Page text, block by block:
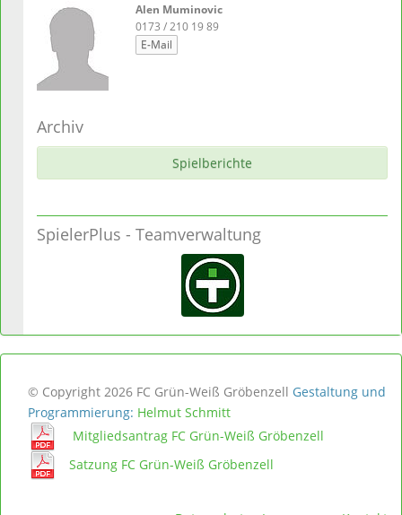
Alen Muminovic
0173 / 210 19 89
E-Mail
Archiv
Spielberichte
SpielerPlus - Teamverwaltung
© Copyright 2026 FC Grün-Weiß Gröbenzell Gestaltung und
Programmierung: Helmut Schmitt
Mitgliedsantrag FC Grün-Weiß Gröbenzell
Satzung FC Grün-Weiß Gröbenzell